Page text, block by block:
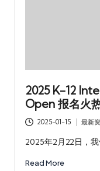
2025 K-12
Open 报名火
2025-01-15
in
最新
2025年2月22日，
Read More